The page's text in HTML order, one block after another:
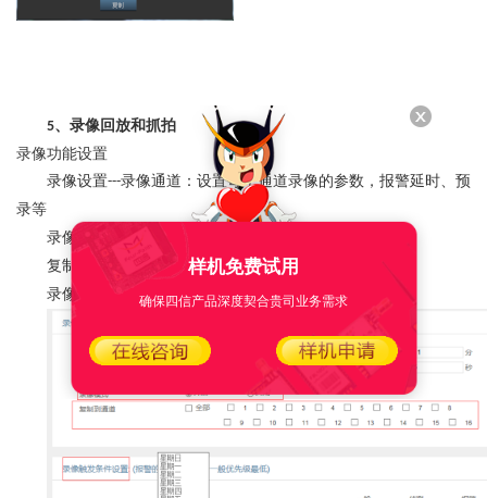
5、录像回放和抓拍
录像功能设置
录像设置---录像通道：设置每个通道录像的参数，报警延时、预
录等
录像模式：开启或者关闭
复制到通道：可以将
1个通道参数同时复制到所以通道
录像触发条件设置：选择时间节点和时段
样机免费试用
确保四信产品深度契合贵司业务需求